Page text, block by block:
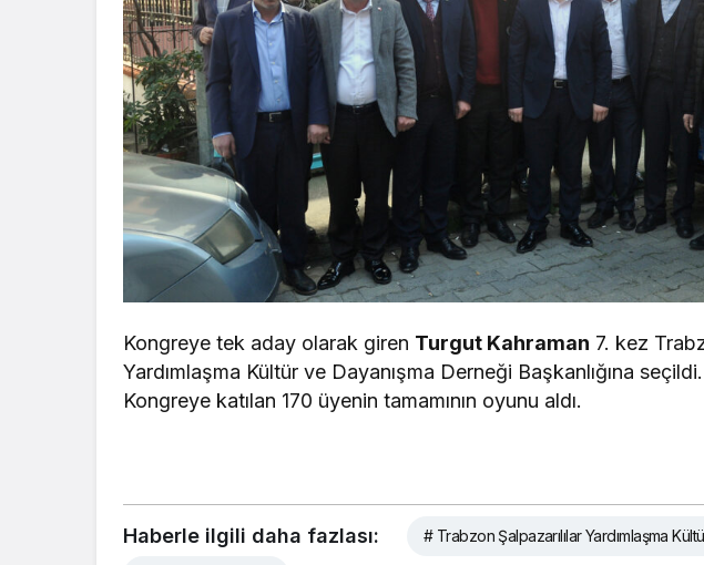
Kongreye tek aday olarak giren Turgut Kahraman 7. kez
Yardımlaşma Kültür ve Dayanışma Derneği Başkanlığına seçildi.
Kongreye katılan 170 üyenin tamamının oyunu aldı.
Haberle ilgili daha fazlası: # Trabzon Şalpazarılılar Yardımlaşma